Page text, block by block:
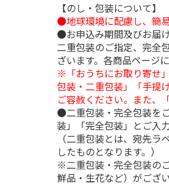
【のし・包装について】
●地球環境に配慮し、簡
●お申込み期間及びお届
二重包装のご指定、完全
ざいます。各商品ページ
※「おうちにお取り寄せ
包装・二重包装」「手提
ご容赦ください。また、
●二重包装・完全包装を
装」「完全包装」とご入
（二重包装とは、宛先
したものとなります。）
※二重包装・完全包装の
鮮品・生花など）がござ